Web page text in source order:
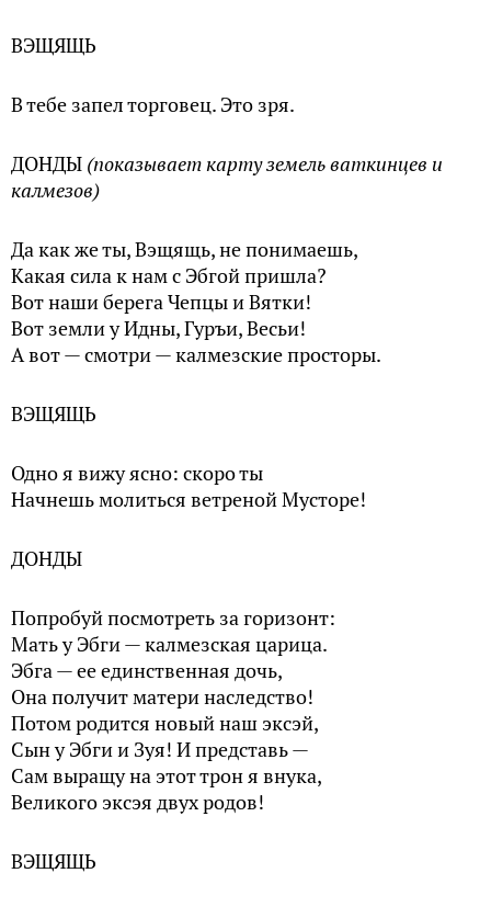
ВЭЩЯЩЬ
В тебе запел торговец. Это зря.
ДОНДЫ (показывает карту земель ваткинцев и
калмезов)
Да как же ты, Вэщящь, не понимаешь,
Какая сила к нам с Эбгой пришла?
Вот наши берега Чепцы и Вятки!
Вот земли у Идны, Гуръи, Весьи!
А вот — смотри — калмезские просторы.
ВЭЩЯЩЬ
Одно я вижу ясно: скоро ты
Начнешь молиться ветреной Мусторе!
ДОНДЫ
Попробуй посмотреть за горизонт:
Мать у Эбги — калмезская царица.
Эбга — ее единственная дочь,
Она получит матери наследство!
Потом родится новый наш эксэй,
Сын у Эбги и Зуя! И представь —
Сам выращу на этот трон я внука,
Великого эксэя двух родов!
ВЭЩЯЩЬ